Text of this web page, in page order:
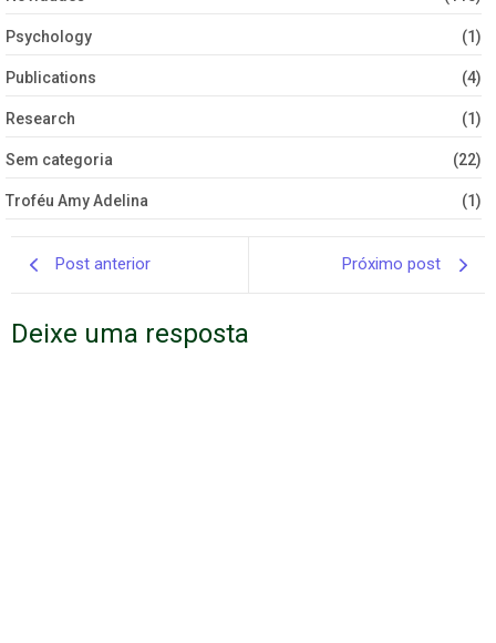
Psychology (1)
Publications (4)
Research (1)
Sem categoria (22)
Troféu Amy Adelina (1)
Post anterior Próximo post
Deixe uma resposta